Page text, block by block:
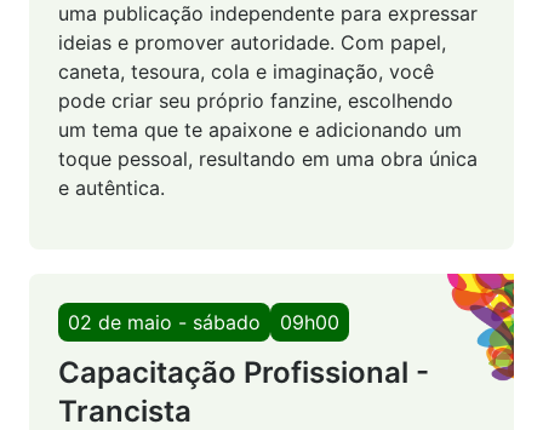
uma publicação independente para expressar
ideias e promover autoridade. Com papel,
caneta, tesoura, cola e imaginação, você
pode criar seu próprio fanzine, escolhendo
um tema que te apaixone e adicionando um
toque pessoal, resultando em uma obra única
e autêntica.
02 de maio - sábado 09h00
Capacitação Profissional -
Trancista